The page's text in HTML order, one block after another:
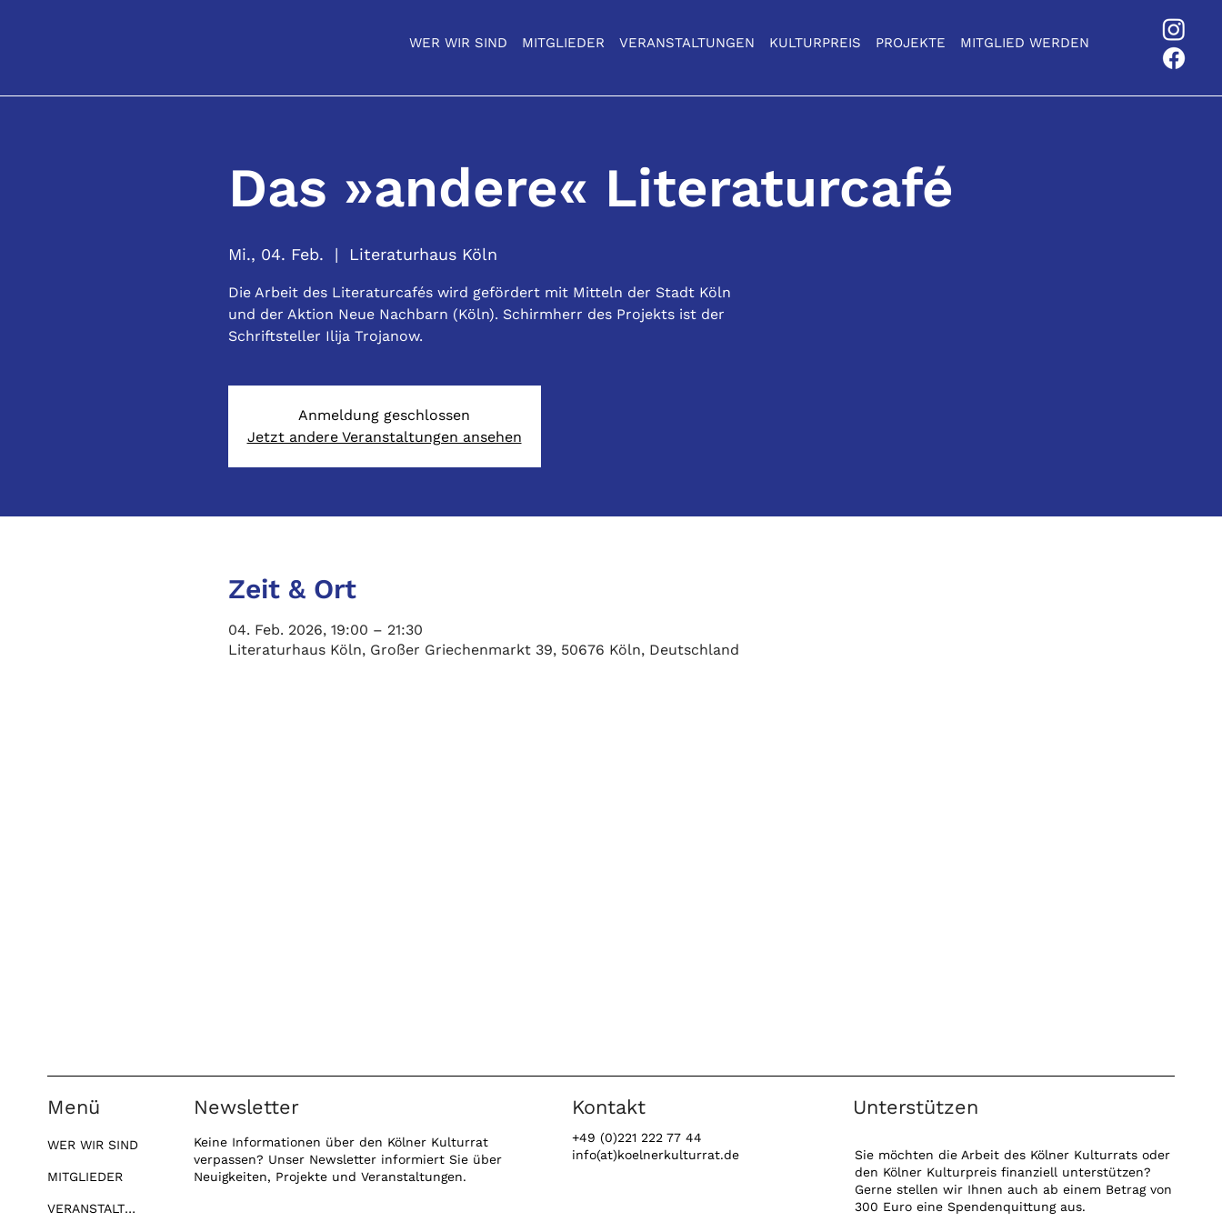
WER WIR SIND MITGLIEDER VERANSTALTUNGEN KULTURPREIS PROJEKTE MITGLIED WERDEN
Das »andere« Literaturcafé
Mi., 04. Feb.
  |
Literaturhaus Köln
Die Arbeit des Literaturcafés wird gefördert mit Mitteln der Stadt Köln
und der Aktion Neue Nachbarn (Köln). Schirmherr des Projekts ist der
Schriftsteller Ilija Trojanow.
Anmeldung geschlossen
Jetzt andere Veranstaltungen ansehen
Zeit & Ort
04. Feb. 2026, 19:00 – 21:30
Literaturhaus Köln, Großer Griechenmarkt 39, 50676 Köln, Deutschland
WER WIR SIND
MITGLIEDER
VERANSTALTUNGEN
Menü Newsletter
Keine Informationen über den Kölner Kulturrat
verpassen? Unser Newsletter informiert Sie über
Neuigkeiten, Projekte und Veranstaltungen.
+49 (0)221 222 77 44
info(at)koelnerkulturrat.de
Kontakt Unterstützen
Sie möchten die Arbeit des Kölner Kulturrats oder
den Kölner Kulturpreis finanziell unterstützen?
Gerne stellen wir Ihnen auch ab einem Betrag von
300 Euro eine Spendenquittung aus.